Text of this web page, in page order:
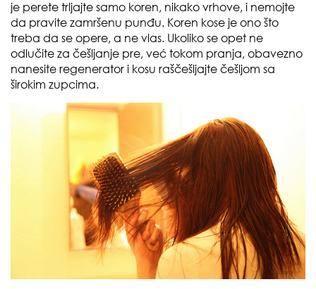
je perete trljajte samo koren, nikako vrhove, i nemojte
da pravite zamršenu punđu. Koren kose je ono što
treba da se opere, a ne vlas. Ukoliko se opet ne
odlučite za češljanje pre, već tokom pranja, obavezno
nanesite regenerator i kosu raščešljajte češljom sa
širokim zupcima.